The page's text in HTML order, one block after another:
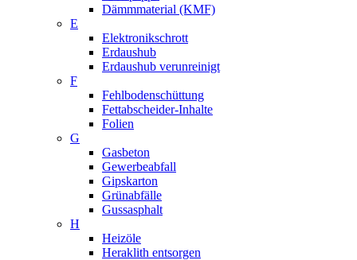
Dämmmaterial (KMF)
E
Elektronikschrott
Erdaushub
Erdaushub verunreinigt
F
Fehlbodenschüttung
Fettabscheider-Inhalte
Folien
G
Gasbeton
Gewerbeabfall
Gipskarton
Grünabfälle
Gussasphalt
H
Heizöle
Heraklith entsorgen